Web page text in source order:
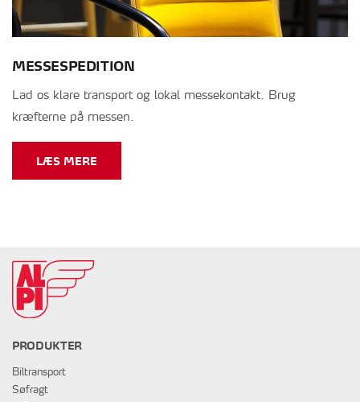
MESSESPEDITION
Lad os klare transport og lokal messekontakt. Brug
kræfterne på messen.
LÆS MERE
PRODUKTER
Biltransport
Søfragt